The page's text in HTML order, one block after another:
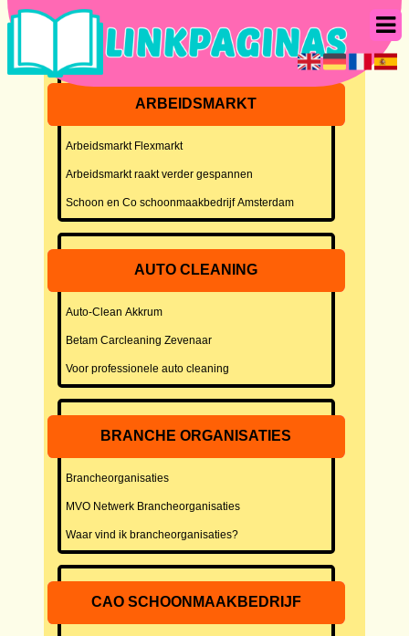
ARBEIDSMARKT
Arbeidsmarkt Flexmarkt
Arbeidsmarkt raakt verder gespannen
Schoon en Co schoonmaakbedrijf Amsterdam
AUTO CLEANING
Auto-Clean Akkrum
Betam Carcleaning Zevenaar
Voor professionele auto cleaning
BRANCHE ORGANISATIES
Brancheorganisaties
MVO Netwerk Brancheorganisaties
Waar vind ik brancheorganisaties?
CAO SCHOONMAAKBEDRIJF